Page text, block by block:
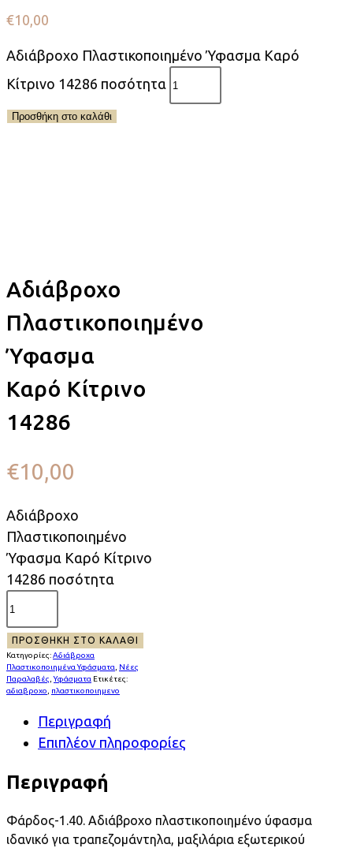
€10,00
Αδιάβροχο Πλαστικοποιημένο Ύφασμα Καρό
Κίτρινο 14286 ποσότητα
Προσθήκη στο καλάθι
Αδιάβροχο
Πλαστικοποιημένο
Ύφασμα
Καρό Κίτρινο
14286
€10,00
Αδιάβροχο
Πλαστικοποιημένο
Ύφασμα Καρό Κίτρινο
14286 ποσότητα
ΠΡΟΣΘΉΚΗ ΣΤΟ ΚΑΛΆΘΙ
Κατηγορίες:Αδιάβροχα
Πλαστικοποιημένα Υφάσματα
Νέες
Παραλαβές ,Υφάσματα Ετικέτες:
αδιαβροχο
πλαστικοποιημενο
Περιγραφή
Επιπλέον πληροφορίες
Περιγραφή
Φάρδος-1.40. Αδιάβροχο πλαστικοποιημένο ύφασμα
ιδανικό για τραπεζομάντηλα, μαξιλάρια εξωτερικού